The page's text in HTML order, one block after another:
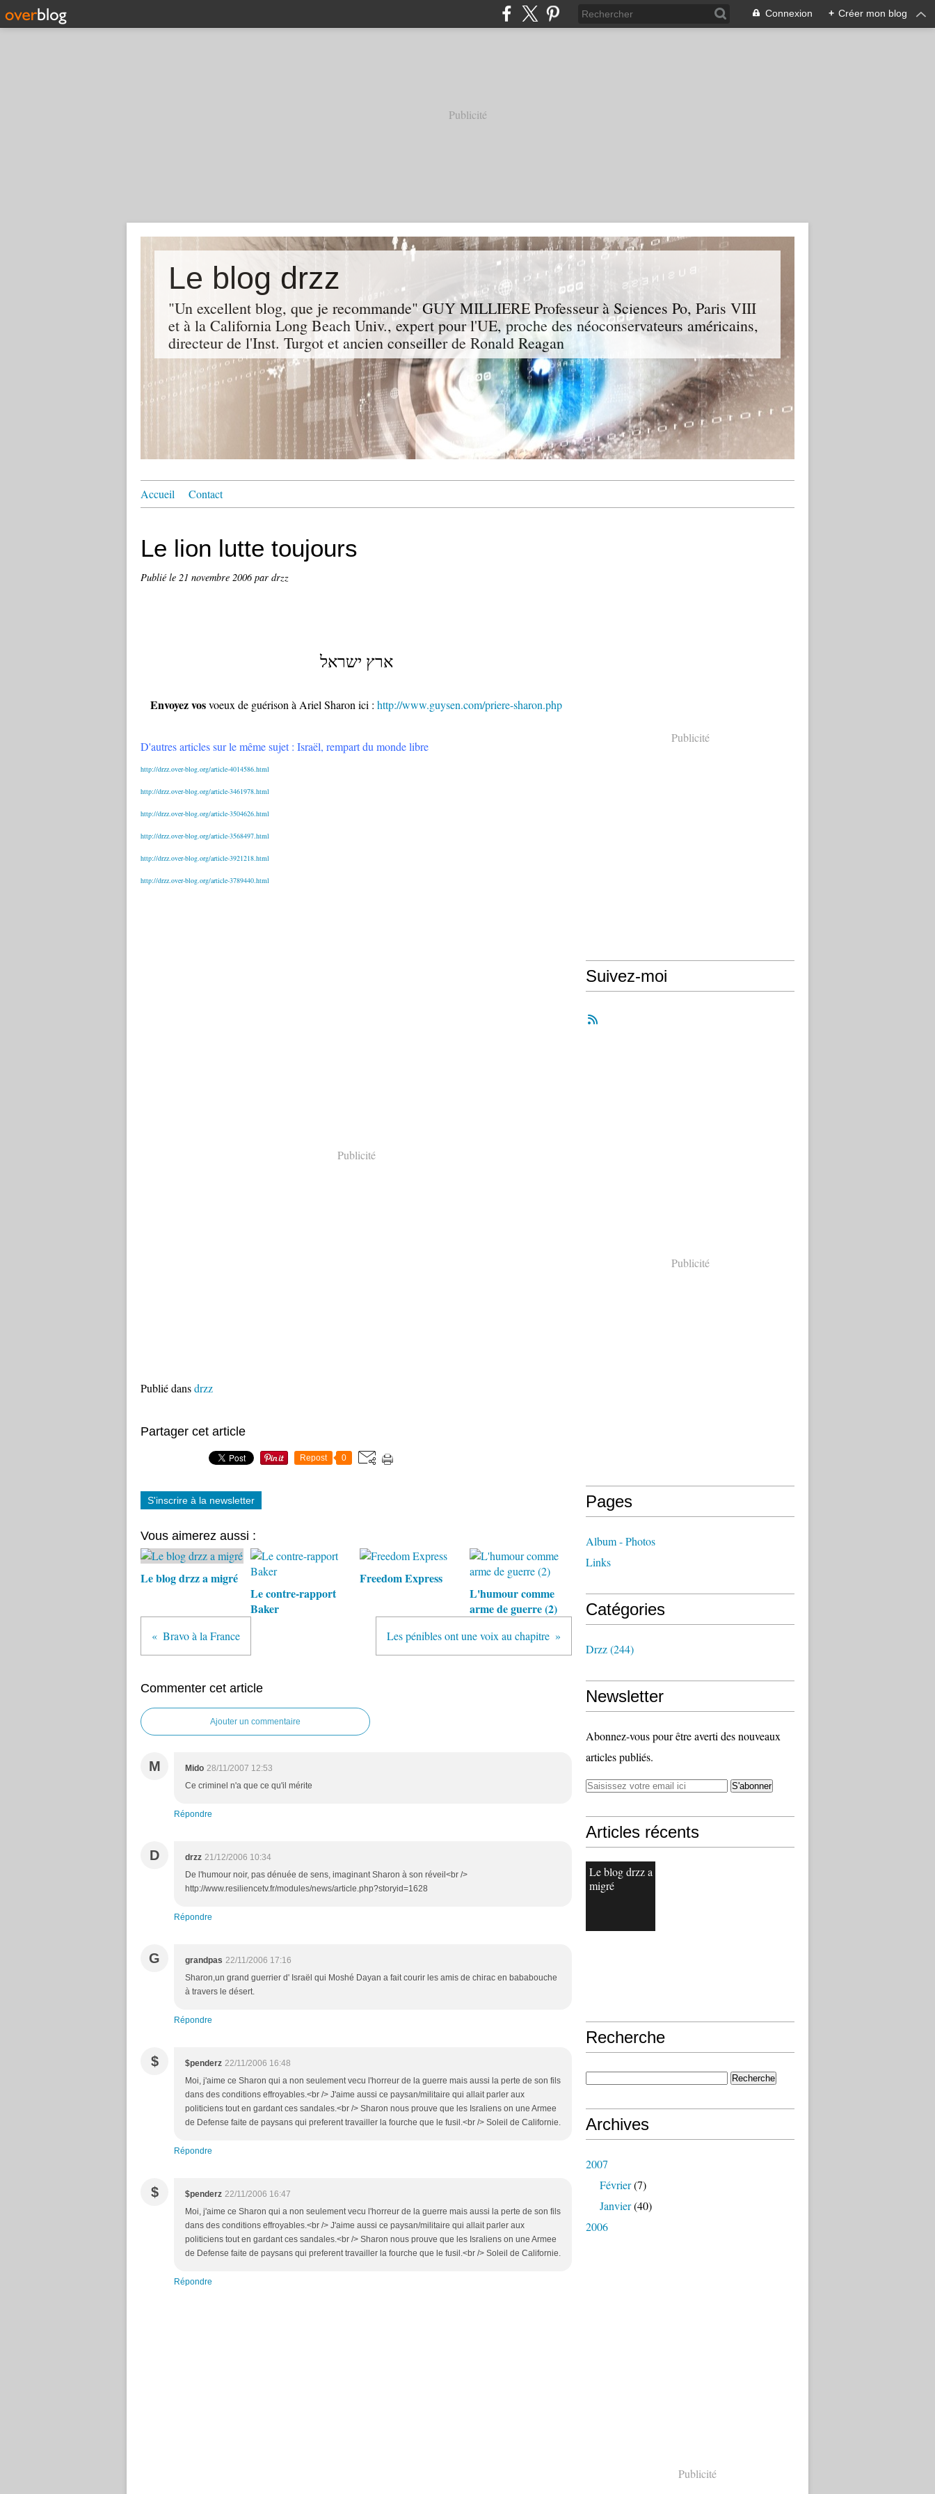
Connexion + Créer mon blog
Publicité
Le blog drzz
"Un excellent blog, que je recommande" GUY MILLIERE Professeur à Sciences Po, Paris VIII
et à la California Long Beach Univ., expert pour l'UE, proche des néoconservateurs américains,
directeur de l'Inst. Turgot et ancien conseiller de Ronald Reagan
Accueil Contact
Le lion lutte toujours
Publié le 21 novembre 2006par drzz
ארץ ישראל
Envoyez vosvoeux de guérison à Ariel Sharon ici : http://www.guysen.com/priere-sharon.php
D'autres articles sur le même sujet : Israël, rempart du monde libre
http://drzz.over-blog.org/article-4014586.html
http://drzz.over-blog.org/article-3461978.html
http://drzz.over-blog.org/article-3504626.html
http://drzz.over-blog.org/article-3568497.html
http://drzz.over-blog.org/article-3921218.html
http://drzz.over-blog.org/article-3789440.html
Publicité
Publié dansdrzz
Partager cet article
Repost 0
S'inscrire à la newsletter
Vous aimerez aussi :
Le blog drzz a migré
Le contre-rapport
Baker
Freedom Express
L'humour comme
arme de guerre (2)
Bravo à la France Les pénibles ont une voix au chapitre
Commenter cet article
Ajouter un commentaire
M Mido 28/11/2007 12:53
Ce criminel n'a que ce qu'il mérite
Répondre
D drzz 21/12/2006 10:34
De l'humour noir, pas dénuée de sens, imaginant Sharon à son réveil<br />
http://www.resiliencetv.fr/modules/news/article.php?storyid=1628
Répondre
G grandpas 22/11/2006 17:16
Sharon,un grand guerrier d' Israël qui Moshé Dayan a fait courir les amis de chirac en bababouche
à travers le désert.
Répondre
$ $penderz 22/11/2006 16:48
Moi, j'aime ce Sharon qui a non seulement vecu l'horreur de la guerre mais aussi la perte de son fils
dans des conditions effroyables.<br /> J'aime aussi ce paysan/militaire qui allait parler aux
politiciens tout en gardant ces sandales.<br /> Sharon nous prouve que les Israliens on une Armee
de Defense faite de paysans qui preferent travailler la fourche que le fusil.<br /> Soleil de Californie.
Répondre
$ $penderz 22/11/2006 16:47
Moi, j'aime ce Sharon qui a non seulement vecu l'horreur de la guerre mais aussi la perte de son fils
dans des conditions effroyables.<br /> J'aime aussi ce paysan/militaire qui allait parler aux
politiciens tout en gardant ces sandales.<br /> Sharon nous prouve que les Israliens on une Armee
de Defense faite de paysans qui preferent travailler la fourche que le fusil.<br /> Soleil de Californie.
Répondre
Publicité
Suivez-moi
Publicité
Pages
Album - Photos
Links
Catégories
Drzz(244)
Newsletter
Abonnez-vous pour être averti des nouveaux
articles publiés.
Articles récents
Le blog drzz a
migré
Recherche
Archives
2007
Février(7)
Janvier(40)
2006
Publicité